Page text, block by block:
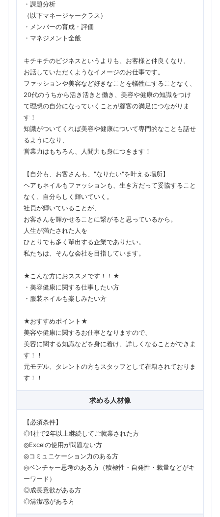
・課題分析
（以下マネージャークラス）
・メンバーの育成・評価
・マネジメント全般
キチキチのビジネスというよりも、お客様と仲良くなり、
お話していただくようなイメージのお仕事です。
ファッションや美容など好きなことを犠牲にすることなく、
20代のうちから活き活きと働き、美容や健康の知識をつけ
て理想の自分になっていくことが顧客の満足につながりま
す！
知識がついてくれば美容や健康について専門的なことも話せ
るようになり、
営業力はもちろん、人間力も身につきます！
【自分も、お客さんも、"なりたい"を叶える場所】
ヘアもネイルもファッションも、生き方だって妥協すること
なく、自分らしく輝いていく。
社員が輝いていることが、
お客さんを輝かせることに繋がると思っているから。
人生が満たされた人を
ひとりでも多く輩出する企業でありたい。
私たちは、そんな会社を目指しています。
★こんな方におススメです！！★
・美容健康に関する仕事したい方
・服装ネイルも楽しみたい方
★おすすめポイント★
美容や健康に関するお仕事となりますので、
美容に関する知識などを身に着け、詳しくなることができま
す！！
元モデル、タレントの方もスタッフとして在籍されておりま
す！！
求める人材像
【必須条件】
◎1社で2年以上継続してご就業された方
◎Excelの使用が問題ない方
◎コミュニケーション力のある方
◎ベンチャー思考のある方（積極性・自発性・裁量などがキ
ーワード）
◎成長意欲がある方
◎清潔感がある方